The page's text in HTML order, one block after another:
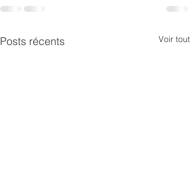
Posts récents Voir tout